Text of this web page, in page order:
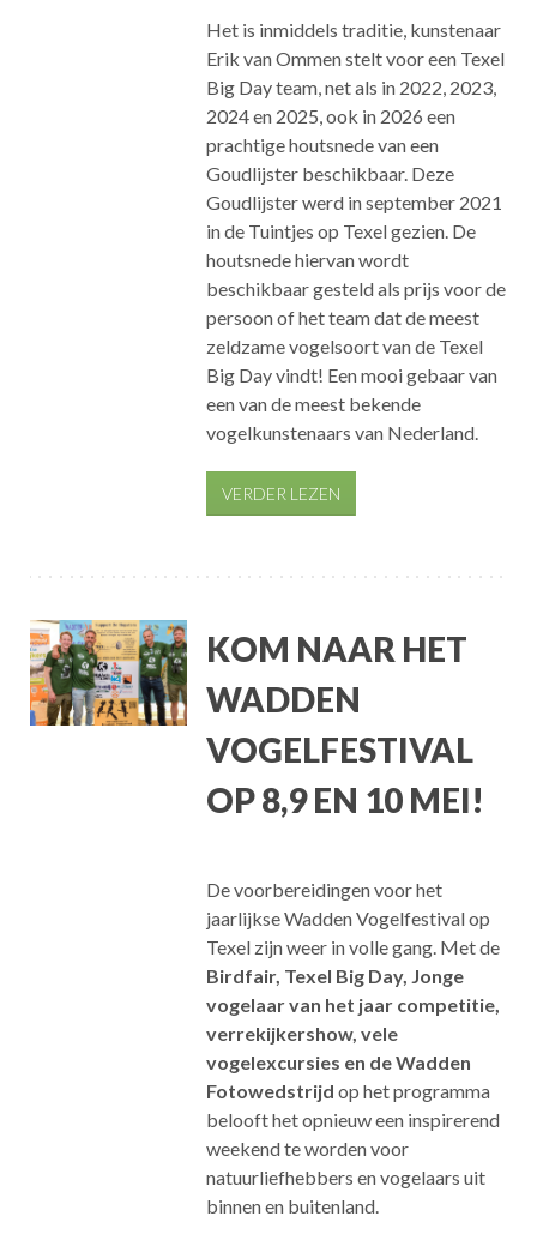
Het is inmiddels traditie, kunstenaar
Erik van Ommen stelt voor een Texel
Big Day team, net als in 2022, 2023,
2024 en 2025, ook in 2026 een
prachtige houtsnede van een
Goudlijster beschikbaar. Deze
Goudlijster werd in september 2021
in de Tuintjes op Texel gezien. De
houtsnede hiervan wordt
beschikbaar gesteld als prijs voor de
persoon of het team dat de meest
zeldzame vogelsoort van de Texel
Big Day vindt! Een mooi gebaar van
een van de meest bekende
vogelkunstenaars van Nederland.
VERDER LEZEN
KOM NAAR HET
WADDEN
VOGELFESTIVAL
OP 8,9 EN 10 MEI!
De voorbereidingen voor het
jaarlijkse Wadden Vogelfestival op
Texel zijn weer in volle gang. Met de
Birdfair, Texel Big Day, Jonge
vogelaar van het jaar competitie,
verrekijkershow, vele
vogelexcursies en de Wadden
Fotowedstrijd op het programma
belooft het opnieuw een inspirerend
weekend te worden voor
natuurliefhebbers en vogelaars uit
binnen en buitenland.